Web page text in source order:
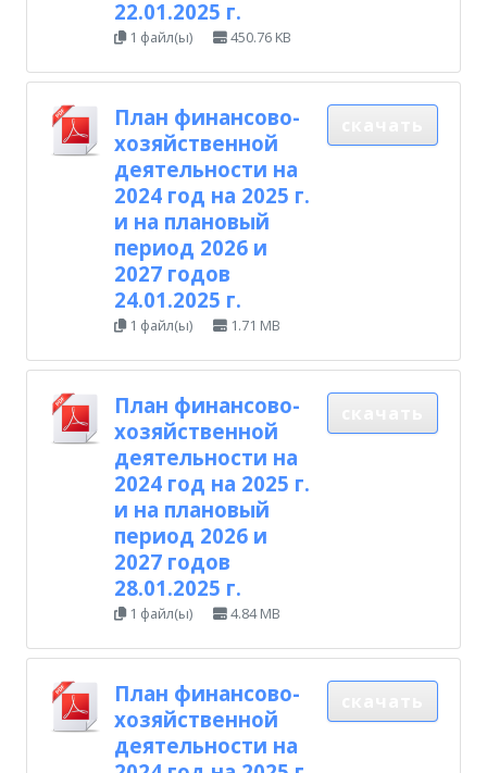
22.01.2025 г.
1 файл(ы) 450.76 KB
План финансово-
хозяйственной
деятельности на
2024 год на 2025 г.
и на плановый
период 2026 и
2027 годов
24.01.2025 г.
1 файл(ы) 1.71 MB
План финансово-
хозяйственной
деятельности на
2024 год на 2025 г.
и на плановый
период 2026 и
2027 годов
28.01.2025 г.
1 файл(ы) 4.84 MB
План финансово-
хозяйственной
деятельности на